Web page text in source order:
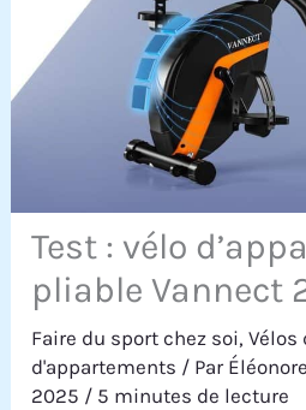
Test : vélo
pliable Vannect
Faire du sport chez soi,Vélos
d'appartements / Par
2025 / 5 minutes de lecture